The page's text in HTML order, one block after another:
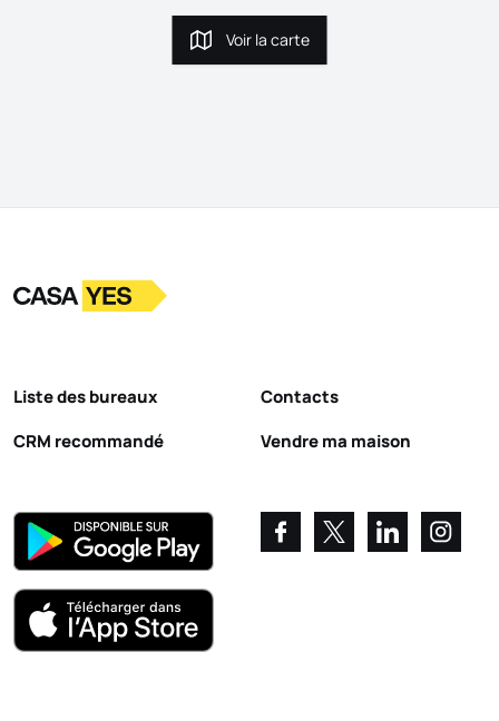
Voir la carte
Voir la carte
LogoAller à la page d’accueil
Liste des bureaux
CRM recommandé
Contacts
Vendre ma maison